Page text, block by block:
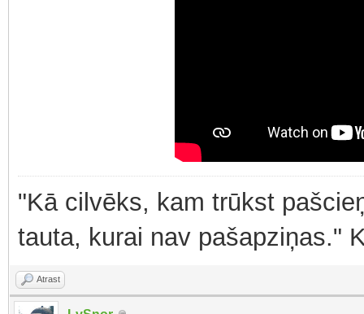
"Kā cilvēks, kam trūkst
tauta, kurai nav pašapziņas."
Atrast